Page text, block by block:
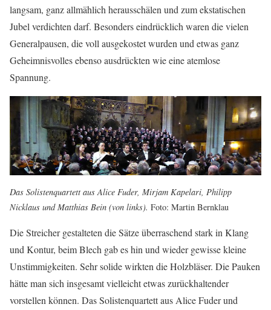
langsam, ganz allmählich herausschälen und zum ekstatischen
Jubel verdichten darf. Besonders eindrücklich waren die vielen
Generalpausen, die voll ausgekostet wurden und etwas ganz
Geheimnisvolles ebenso ausdrückten wie eine atemlose
Spannung.
Das Solistenquartett aus Alice Fuder, Mirjam Kapelari, Philipp
Nicklaus und Matthias Bein (von links). Foto: Martin Bernklau
Die Streicher gestalteten die Sätze überraschend stark in Klang
und Kontur, beim Blech gab es hin und wieder gewisse kleine
Unstimmigkeiten. Sehr solide wirkten die Holzbläser. Die Pauken
hätte man sich insgesamt vielleicht etwas zurückhaltender
vorstellen können. Das Solistenquartett aus Alice Fuder und